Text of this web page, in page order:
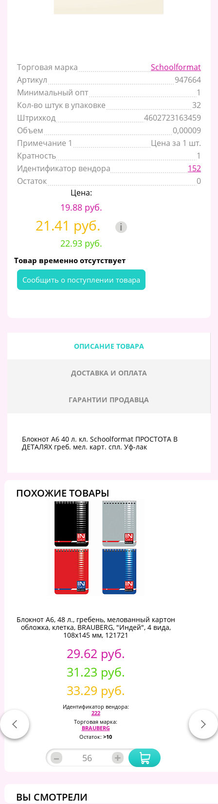
Торговая марка
Schoolformat
Артикул
947664
Минимальный опт
1
Кол-во штук в упаковке
32
Штрихкод
4602723163459
Объем
0,00009
Примечание 1
Цена за 1 шт.
Кратность
1
Идентификатор вендора
152
Остаток
0
Цена:
19.88 руб.
21.41 руб. i
22.93 руб.
Товар временно отсутствует
Cообщить о поступлении товара
ОПИСАНИЕ ТОВАРА
ДОСТАВКА И ОПЛАТА
ГАРАНТИИ ПРОДАВЦА
Блокнот А6 40 л. кл. Schoolformat ПРОСТОТА В
ДЕТАЛЯХ греб. мел. карт. спл. Уф-лак
ПОХОЖИЕ ТОВАРЫ
Блокнот А6, 48 л., гребень, мелованный картон
обложка, клетка, BRAUBERG, "Индей", 4 вида,
108х145 мм, 121721
29.62 руб.
31.23 руб.
33.29 руб.
Идентификатор вендора:
222
Торговая марка:
BRAUBERG
Остаток: >10
– +
ВЫ СМОТРЕЛИ